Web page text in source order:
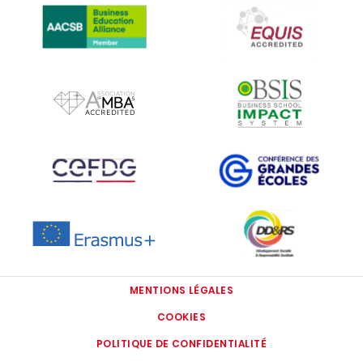
IMAGE
IMAGE
IMAGE
IMAGE IMAGE
MENTIONS LÉGALES
COOKIES
POLITIQUE DE CONFIDENTIALITÉ